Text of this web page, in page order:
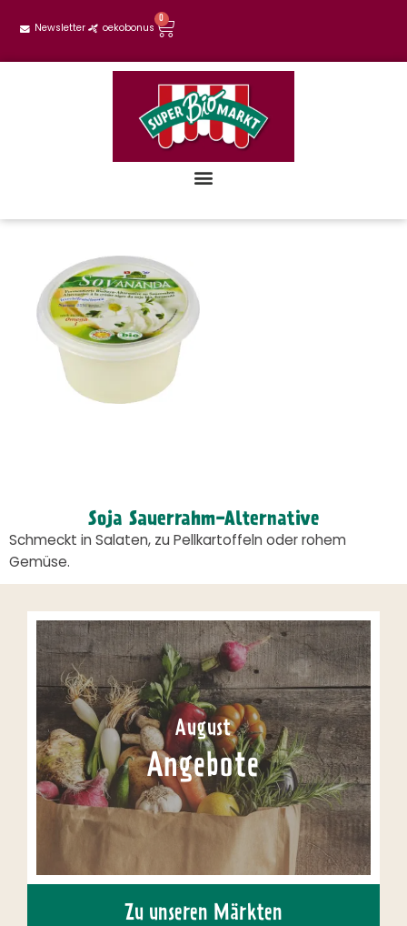
Newsletter oekobonus
0
Soja Sauerrahm-Alternative
Schmeckt in Salaten, zu Pellkartoffeln oder rohem
Gemüse.
August
Angebote
Zu unseren Märkten